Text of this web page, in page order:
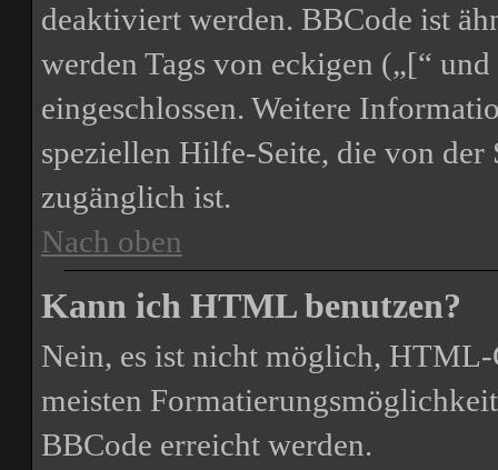
deaktiviert werden. BBCode ist
werden Tags von eckigen („[“
eingeschlossen. Weitere
speziellen Hilfe-Seite, die von der
zugänglich ist.
Nach oben
Kann ich HTML benutzen?
Nein, es ist nicht möglich,
meisten
BBCode erreicht werden.